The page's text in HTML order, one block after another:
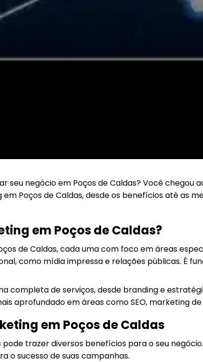
seu negócio em Poços de Caldas? Você
Poços de Caldas, desde os benefícios até as
em Poços de Caldas?
de Caldas, cada uma com foco em áreas
como mídia impressa e relações públicas. É
completa de serviços, desde branding e
aprofundado em áreas como SEO, marketing
em Poços de Caldas
trazer diversos benefícios para o seu
o sucesso de suas campanhas.